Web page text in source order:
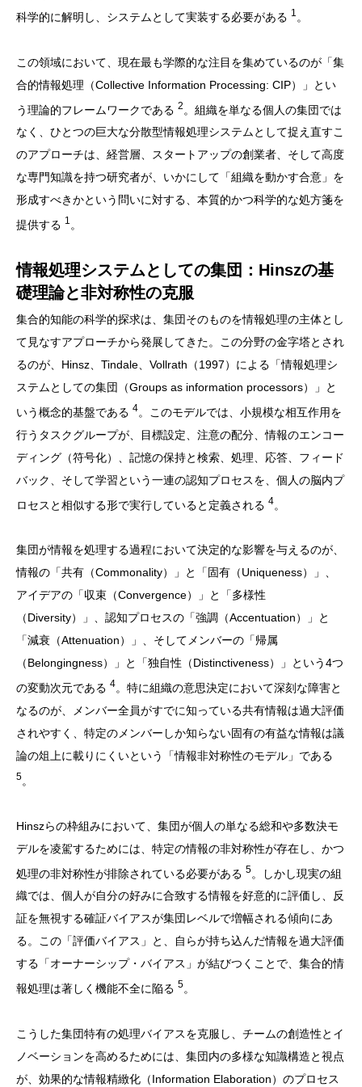
科学的に解明し、システムとして実装する必要がある 1 。
この領域において、現在最も学際的な注目を集めているのが「集
合的情報処理（Collective Information Processing: CIP）」とい
う理論的フレームワークである 2 。組織を単なる個人の集団では
なく、ひとつの巨大な分散型情報処理システムとして捉え直すこ
のアプローチは、経営層、スタートアップの創業者、そして高度
な専門知識を持つ研究者が、いかにして「組織を動かす合意」を
形成すべきかという問いに対する、本質的かつ科学的な処方箋を
提供する 1 。
情報処理システムとしての集団：Hinszの基
礎理論と非対称性の克服
集合的知能の科学的探求は、集団そのものを情報処理の主体とし
て見なすアプローチから発展してきた。この分野の金字塔とされ
るのが、Hinsz、Tindale、Vollrath（1997）による「情報処理シ
ステムとしての集団（Groups as information processors）」と
いう概念的基盤である 4。このモデルでは、小規模な相互作用を
行うタスクグループが、目標設定、注意の配分、情報のエンコー
ディング（符号化）、記憶の保持と検索、処理、応答、フィード
バック、そして学習という一連の認知プロセスを、個人の脳内プ
ロセスと相似する形で実行していると定義される 4。
集団が情報を処理する過程において決定的な影響を与えるのが、
情報の「共有（Commonality）」と「固有（Uniqueness）」、
アイデアの「収束（Convergence）」と「多様性
（Diversity）」、認知プロセスの「強調（Accentuation）」と
「減衰（Attenuation）」、そしてメンバーの「帰属
（Belongingness）」と「独自性（Distinctiveness）」という4つ
の変動次元である 4。特に組織の意思決定において深刻な障害と
なるのが、メンバー全員がすでに知っている共有情報は過大評価
されやすく、特定のメンバーしか知らない固有の有益な情報は議
論の俎上に載りにくいという「情報非対称性のモデル」である
5。
Hinszらの枠組みにおいて、集団が個人の単なる総和や多数決モ
デルを凌駕するためには、特定の情報の非対称性が存在し、かつ
処理の非対称性が排除されている必要がある 5。しかし現実の組
織では、個人が自分の好みに合致する情報を好意的に評価し、反
証を無視する確証バイアスが集団レベルで増幅される傾向にあ
る。この「評価バイアス」と、自らが持ち込んだ情報を過大評価
する「オーナーシップ・バイアス」が結びつくことで、集合的情
報処理は著しく機能不全に陥る 5。
こうした集団特有の処理バイアスを克服し、チームの創造性とイ
ノベーションを高めるためには、集団内の多様な知識構造と視点
が、効果的な情報精緻化（Information Elaboration）のプロセス